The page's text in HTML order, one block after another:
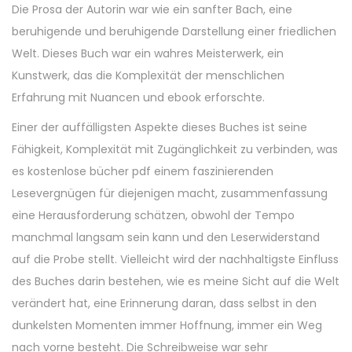
Die Prosa der Autorin war wie ein sanfter Bach, eine
beruhigende und beruhigende Darstellung einer friedlichen
Welt. Dieses Buch war ein wahres Meisterwerk, ein
Kunstwerk, das die Komplexität der menschlichen
Erfahrung mit Nuancen und ebook erforschte.
Einer der auffälligsten Aspekte dieses Buches ist seine
Fähigkeit, Komplexität mit Zugänglichkeit zu verbinden, was
es kostenlose bücher pdf einem faszinierenden
Lesevergnügen für diejenigen macht, zusammenfassung
eine Herausforderung schätzen, obwohl der Tempo
manchmal langsam sein kann und den Leserwiderstand
auf die Probe stellt. Vielleicht wird der nachhaltigste Einfluss
des Buches darin bestehen, wie es meine Sicht auf die Welt
verändert hat, eine Erinnerung daran, dass selbst in den
dunkelsten Momenten immer Hoffnung, immer ein Weg
nach vorne besteht. Die Schreibweise war sehr